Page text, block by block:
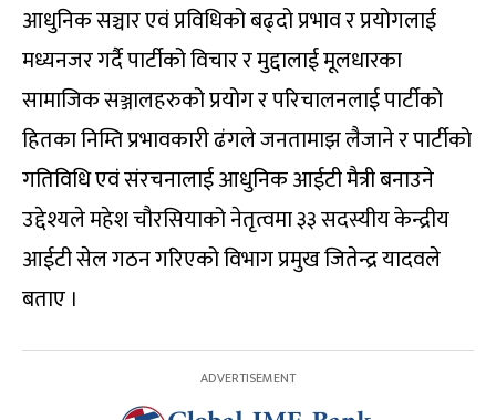
आधुनिक सञ्चार एवं प्रविधिको बढ्दो प्रभाव र प्रयोगलाई
मध्यनजर गर्दै पार्टीको विचार र मुद्दालाई मूलधारका
सामाजिक सञ्जालहरुको प्रयोग र परिचालनलाई पार्टीको
हितका निम्ति प्रभावकारी ढंगले जनतामाझ लैजाने र पार्टीको
गतिविधि एवं संरचनालाई आधुनिक आईटी मैत्री बनाउने
उद्देश्यले महेश चौरसियाको नेतृत्वमा ३३ सदस्यीय केन्द्रीय
आईटी सेल गठन गरिएको विभाग प्रमुख जितेन्द्र यादवले
बताए ।